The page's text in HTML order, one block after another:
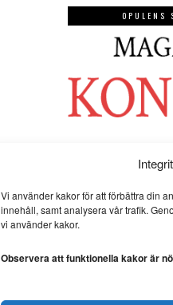
Vi använder kakor för att förbättra din
innehåll, samt analysera vår trafik.
vi använder kakor.
Observera att funktionella kakor är
OPULENS